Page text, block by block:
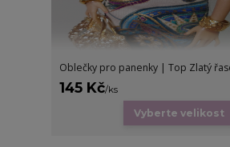
Oblečky pro panenky | Top Zlatý
145 Kč/ks
Vyberte velikost